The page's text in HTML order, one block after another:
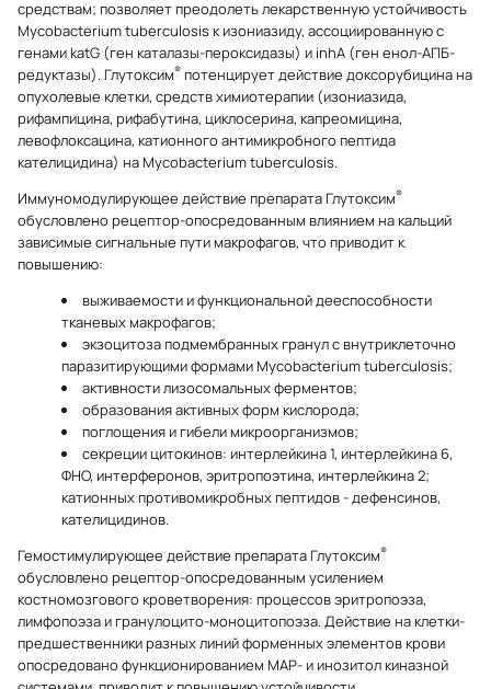
средствам; позволяет преодолеть лекарственную устойчивость
Mycobacterium tuberculosis к изониазиду, ассоциированную с
генами katG (ген каталазы-пероксидазы) и inhA (ген енол-АПБ-
редуктазы). Глутоксим® потенцирует действие доксорубицина на
опухолевые клетки, средств химиотерапии (изониазида,
рифампицина, рифабутина, циклосерина, капреомицина,
левофлоксацина, катионного антимикробного пептида
кателицидина) на Mycobacterium tuberculosis.
Иммуномодулирующее действие препарата Глутоксим®
обусловлено рецептор-опосредованным влиянием на кальций
зависимые сигнальные пути макрофагов, что приводит к
повышению:
выживаемости и функциональной дееспособности
тканевых макрофагов;
экзоцитоза подмембранных гранул с внутриклеточно
паразитирующими формами Mycobacterium tuberculosis;
активности лизосомальных ферментов;
образования активных форм кислорода;
поглощения и гибели микроорганизмов;
секреции цитокинов: интерлейкина 1, интерлейкина 6,
ФНО, интерферонов, эритропоэтина, интерлейкина 2;
катионных противомикробных пептидов - дефенсинов,
кателицидинов.
Гемостимулирующее действие препарата Глутоксим®
обусловлено рецептор-опосредованным усилением
костномозгового кроветворения: процессов эритропоэза,
лимфопоэза и гранулоцито-моноцитопоэза. Действие на клетки-
предшественники разных линий форменных элементов крови
опосредовано функционированием MAP- и инозитол киназной